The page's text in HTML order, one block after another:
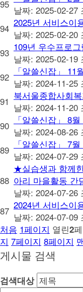
95 날짜: 2025-02-27
94 2025년 서비스이
날짜: 2025-02-20
93 109년 우수프로그
날짜: 2025-02-19
92
「알쓸신잡」 11
날짜: 2024-11-25
91 북서울종합사회
날짜: 2024-11-20
90
「알쓸신잡」 8
날짜: 2024-08-26
89
「알쓸신잡」 7
날짜: 2024-07-29
88
★실습생과 함께
아리 마을활동 간
날짜: 2024-07-26
87 2024년 서비스이
날짜: 2024-07-09
처음 1페이지 열린2
지 7페이지 8페이지
게시물 검색
검색대상